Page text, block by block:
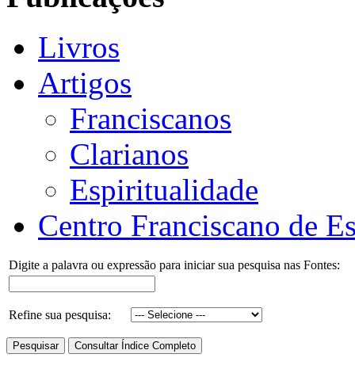
Livros
Artigos
Franciscanos
Clarianos
Espiritualidade
Centro Franciscano de
Digite a palavra ou expressão para iniciar sua pesquisa nas Fontes:
Refine sua pesquisa: